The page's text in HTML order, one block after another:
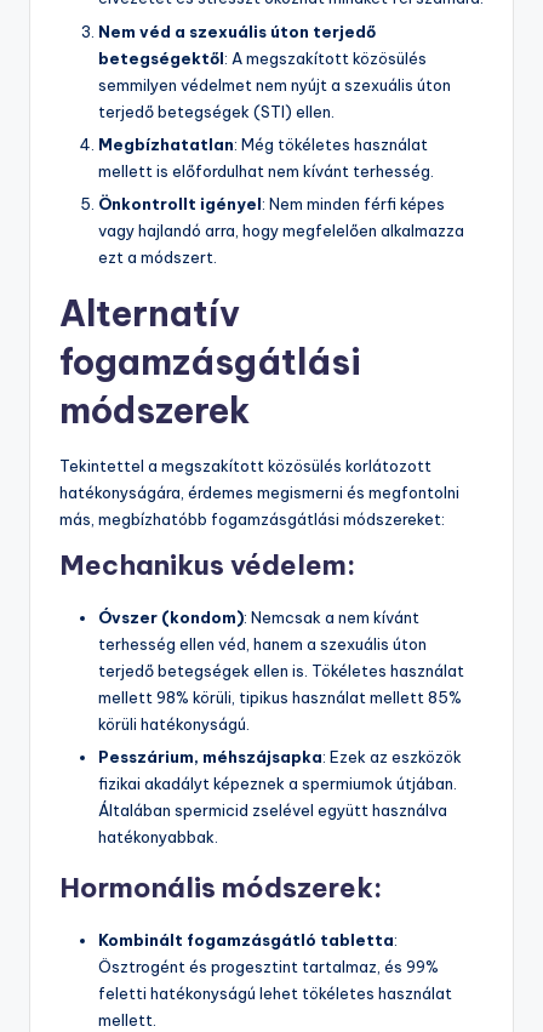
Nem véd a szexuális úton terjedő
betegségektől: A megszakított közösülés
semmilyen védelmet nem nyújt a szexuális úton
terjedő betegségek (STI) ellen.
Megbízhatatlan: Még tökéletes használat
mellett is előfordulhat nem kívánt terhesség.
Önkontrollt igényel: Nem minden férfi képes
vagy hajlandó arra, hogy megfelelően alkalmazza
ezt a módszert.
Alternatív
fogamzásgátlási
módszerek
Tekintettel a megszakított közösülés korlátozott
hatékonyságára, érdemes megismerni és megfontolni
más, megbízhatóbb fogamzásgátlási módszereket:
Mechanikus védelem:
Óvszer (kondom): Nemcsak a nem kívánt
terhesség ellen véd, hanem a szexuális úton
terjedő betegségek ellen is. Tökéletes használat
mellett 98% körüli, tipikus használat mellett 85%
körüli hatékonyságú.
Pesszárium, méhszájsapka: Ezek az eszközök
fizikai akadályt képeznek a spermiumok útjában.
Általában spermicid zselével együtt használva
hatékonyabbak.
Hormonális módszerek:
Kombinált fogamzásgátló tabletta:
Ösztrogént és progesztint tartalmaz, és 99%
feletti hatékonyságú lehet tökéletes használat
mellett.